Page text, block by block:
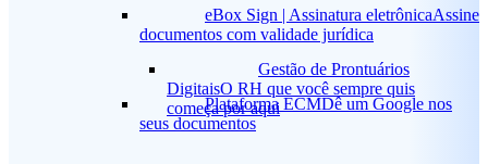
Gestão de Prontuários
DigitaisO RH que você sempre quis
começa por aqui
eBox Sign | Assinatura eletrônicaAssine
documentos com validade jurídica
Plataforma ECMDê um Google nos
seus documentos